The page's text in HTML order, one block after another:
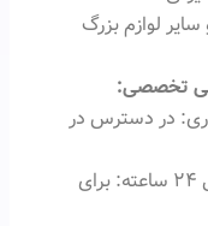
لوازم بزرگ
در دسترس در
مشاوره رایگان و پاسخگویی ۲۴ ساعته: برای